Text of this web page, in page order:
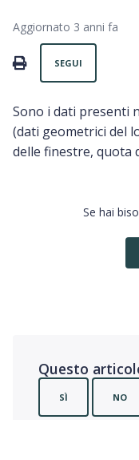
Aggiornato 3 anni fa
PRINT
SEGUI
Sono i dati presenti
(dati geometrici del
delle finestre, quota
Se hai
Questo
SÌ NO